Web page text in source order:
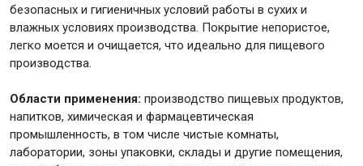
безопасных и гигиеничных условий работы в сухих и
влажных условиях производства. Покрытие непористое,
легко моется и очищается, что идеально для пищевого
производства.
Области применения: производство пищевых продуктов,
напитков, химическая и фармацевтическая
промышленность, в том числе чистые комнаты,
лаборатории, зоны упаковки, склады и другие помещения,
Крепежи
Анкеры
Монтажные ленты
Канаты, шнуры